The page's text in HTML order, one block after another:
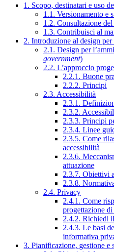
1. Scopo, destinatari e uso
1.1. Versionamento e
1.2. Consultazione del
1.3. Contribuisci al
2. Introduzione al design
2.1. Design per
government)
2.2. L’approccio
2.2.1. Buone
2.2.2. Principi
2.3. Accessibilità
2.3.1.
2.3.2.
2.3.3. Principi
2.3.4. Linee
2.3.5. Come
accessibilità
2.3.6.
attuazione
2.3.7. Obiettivi
2.3.8.
2.4. Privacy
2.4.1. Come
progettazione
2.4.2. Richiedi
2.4.3. Le basi
informativa
3. Pianificazione, gestione e